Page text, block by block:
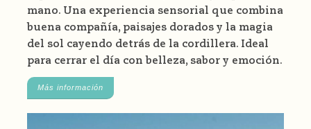
mano. Una experiencia sensorial que combina
buena compañía, paisajes dorados y la magia
del sol cayendo detrás de la cordillera. Ideal
para cerrar el día con belleza, sabor y emoción.
Más información